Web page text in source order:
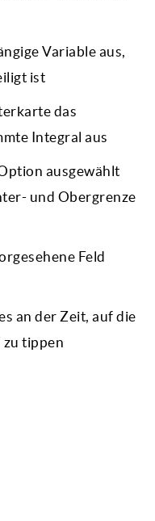
Variable aus,
ist
das
Integral aus
ausgewählt
und Obergrenze
Feld
an der Zeit, auf die
zu tippen